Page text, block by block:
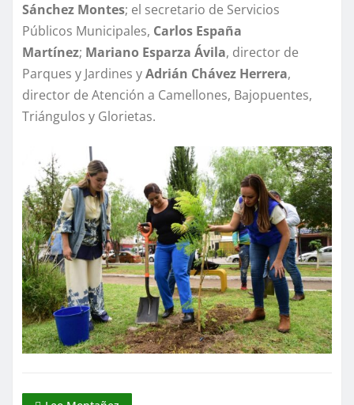
Sánchez Montes; el secretario de Servicios
Públicos Municipales, Carlos España
Martínez; Mariano Esparza Ávila, director de
Parques y Jardines yAdrián Chávez Herrera,
director de Atención a Camellones, Bajopuentes,
Triángulos y Glorietas.